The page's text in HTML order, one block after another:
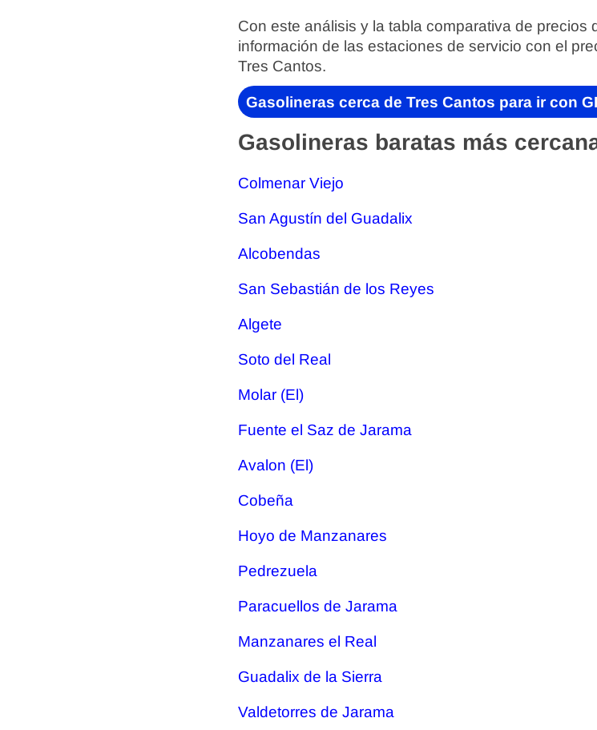
Con este análisis y la tabla comparativa de precios
información de las estaciones de servicio con el
Tres Cantos.
Gasolineras cerca de Tres Cantos para ir con
Gasolineras baratas más
Colmenar Viejo
San Agustín del Guadalix
Alcobendas
San Sebastián de los Reyes
Algete
Soto del Real
Molar (El)
Fuente el Saz de Jarama
Avalon (El)
Cobeña
Hoyo de Manzanares
Pedrezuela
Paracuellos de Jarama
Manzanares el Real
Guadalix de la Sierra
Valdetorres de Jarama